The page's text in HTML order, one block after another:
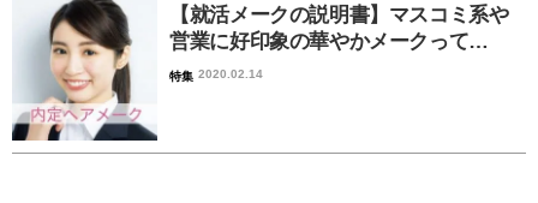
【就活メークの説明書】マスコミ系や
営業に好印象の華やかメークって…
特集 2020.02.14